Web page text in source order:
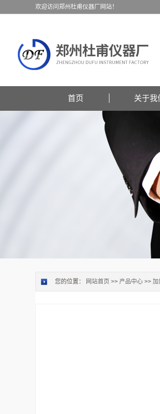
欢迎访问郑州杜甫仪器厂网站！
首页 关于我
您的位置： 网站首页 >> 产品中心 >> 加